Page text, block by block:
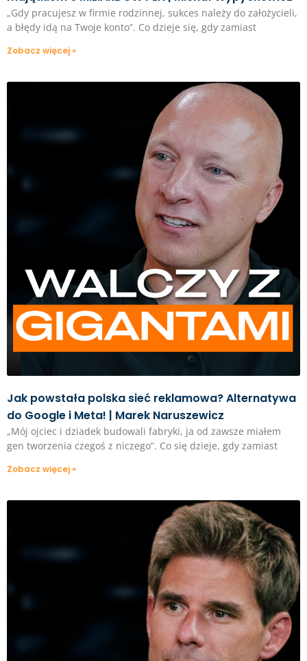
„Gdy pracujesz w firmie rodzinnej, sukces należy do założycieli,
a błędy idą na Twoje konto”. Co dzieje się, gdy zamiast
Zobacz więcej »
Jak powstała polska sieć reklamowa? Alternatywa
do Google i Meta! | Marek Naruszewicz
„Mój ojciec i dziadek budowali fabryki, ja od zawsze miałem
gen tworzenia czegoś z niczego”. Co się dzieje, gdy zamiast
Zobacz więcej »